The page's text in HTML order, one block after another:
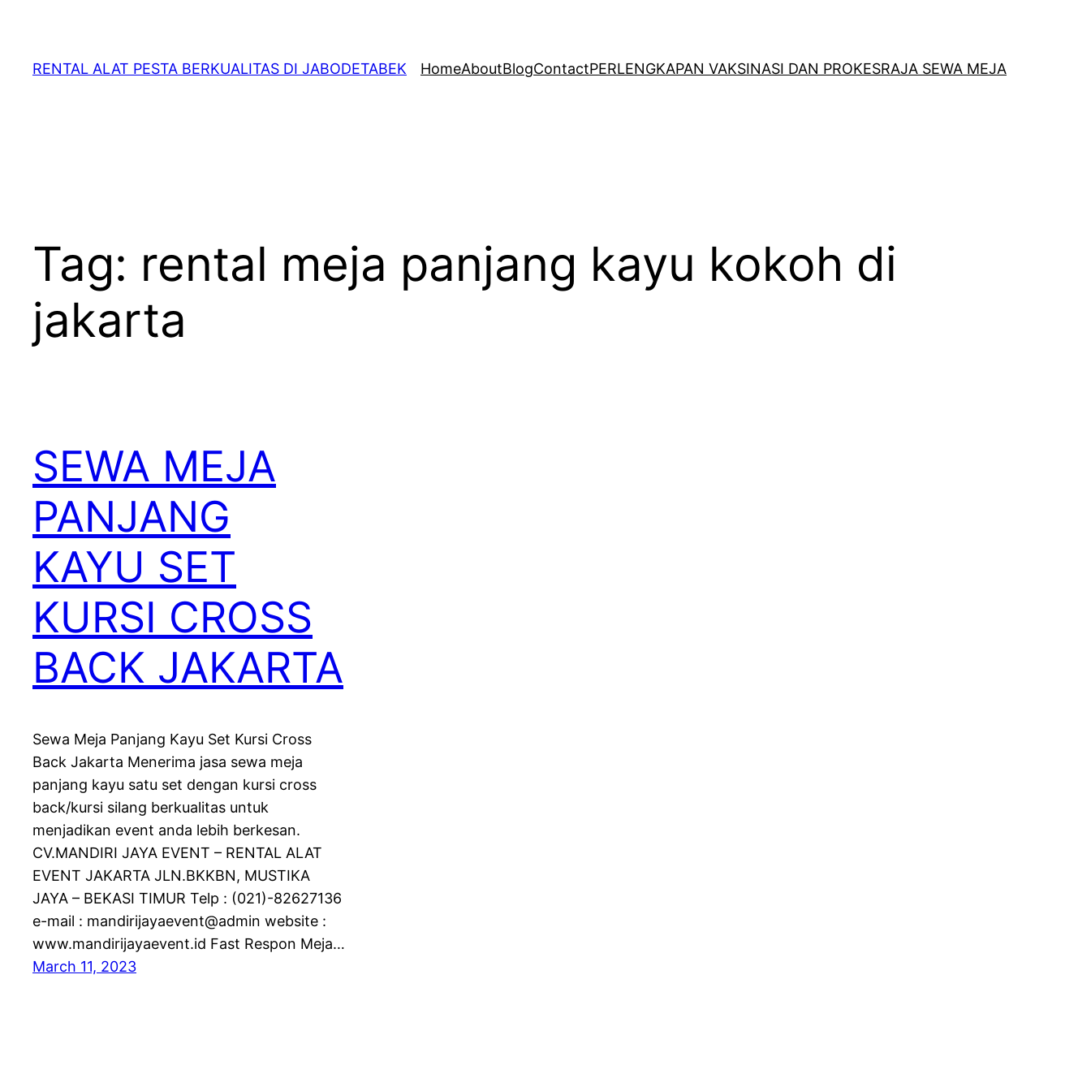
RENTAL ALAT PESTA BERKUALITAS DI JABODETABEK HomeAboutBlogContactPERLENGKAPAN VAKSINASI DAN PROKESRAJA SEWA MEJA
Tag: rental meja panjang kayu kokoh di
jakarta
SEWA MEJA
PANJANG
KAYU SET
KURSI CROSS
BACK JAKARTA
Sewa Meja Panjang Kayu Set Kursi Cross
Back Jakarta Menerima jasa sewa meja
panjang kayu satu set dengan kursi cross
back/kursi silang berkualitas untuk
menjadikan event anda lebih berkesan.
CV.MANDIRI JAYA EVENT – RENTAL ALAT
EVENT JAKARTA JLN.BKKBN, MUSTIKA
JAYA – BEKASI TIMUR Telp : (021)-82627136
e-mail : mandirijayaevent@admin website :
www.mandirijayaevent.id Fast Respon Meja…
March 11, 2023